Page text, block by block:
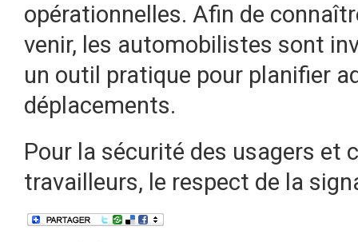
opérationnelles. Afin de
venir, les automobilistes sont
un outil pratique pour planifier
déplacements.
Pour la sécurité des usagers et
travailleurs, le respect de la